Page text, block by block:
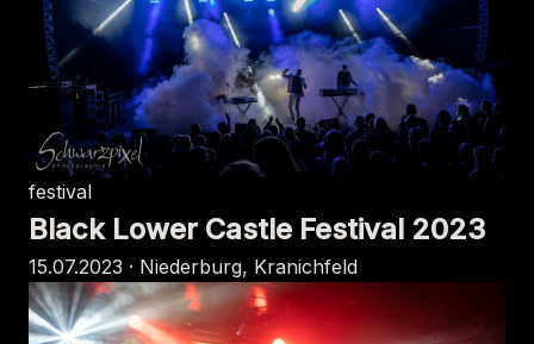
festival
Black Lower Castle Festival 2023
15.07.2023 · Niederburg, Kranichfeld